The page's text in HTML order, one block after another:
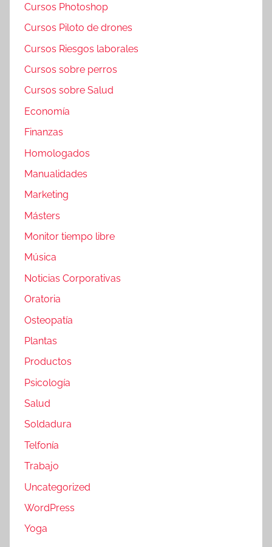
Cursos Photoshop
Cursos Piloto de drones
Cursos Riesgos laborales
Cursos sobre perros
Cursos sobre Salud
Economía
Finanzas
Homologados
Manualidades
Marketing
Másters
Monitor tiempo libre
Música
Noticias Corporativas
Oratoria
Osteopatía
Plantas
Productos
Psicología
Salud
Soldadura
Telfonía
Trabajo
Uncategorized
WordPress
Yoga